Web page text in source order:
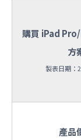
購買 iPad
方
製表日期：
產品